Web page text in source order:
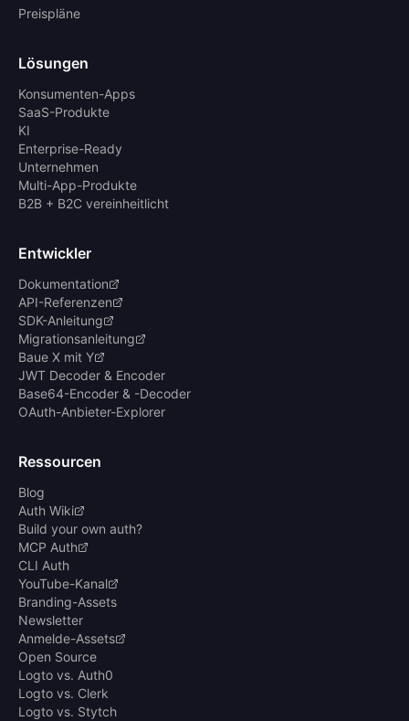
Preispläne
Lösungen
Konsumenten-Apps
SaaS-Produkte
KI
Enterprise-Ready
Unternehmen
Multi-App-Produkte
B2B + B2C vereinheitlicht
Entwickler
Dokumentation
API-Referenzen
SDK-Anleitung
Migrationsanleitung
Baue X mit Y
JWT Decoder & Encoder
Base64-Encoder & -Decoder
OAuth-Anbieter-Explorer
Ressourcen
Blog
Auth Wiki
Build your own auth?
MCP Auth
CLI Auth
YouTube-Kanal
Branding-Assets
Newsletter
Anmelde-Assets
Open Source
Logto vs. Auth0
Logto vs. Clerk
Logto vs. Stytch